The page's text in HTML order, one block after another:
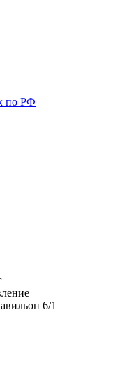
по РФ
6/1